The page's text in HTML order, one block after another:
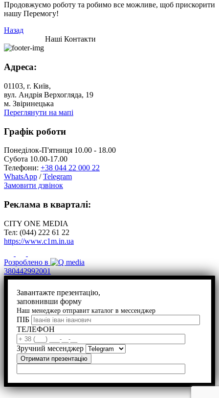
Продовжуємо роботу та робимо все можливе, щоб прискорити
нашу Перемогу!
Назад
Наші Контакти
Адреса:
01103, г. Київ,
вул. Андрія Верхогляда, 19
м. Звіринецька
Переглянути на мапі
Графік роботи
Понеділок-П'ятниця 10.00 - 18.00
Субота 10.00-17.00
Телефони: +38 044 22 000 22
WhatsApp /Telegram
Замовити дзвінок
Реклама в кварталі:
CITY ONE MEDIA
Тел: (044) 222 61 22
https://www.c1m.in.ua
Розроблено в
380442992001
Завантажте презентацію,
заповнивши форму
Наш менеджер отправит каталог в мессенджер
ПІБ
ТЕЛЕФОН
Зручний месенджер